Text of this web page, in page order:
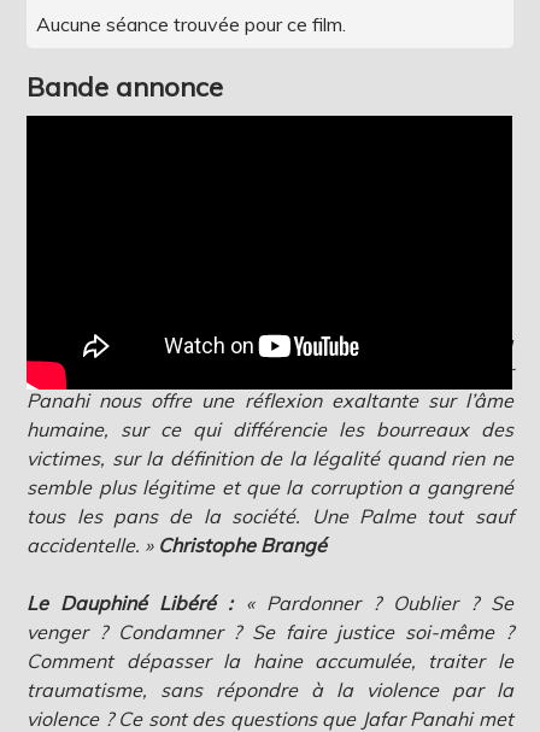
Aucune séance trouvée pour ce film.
Bande annonce
Abus de Ciné :« Avec une maîtrise parfaite de sa
mise en scène et de l’art du plan séquence, Jafar
Panahi nous offre une réflexion exaltante sur l’âme
humaine, sur ce qui différencie les bourreaux des
victimes, sur la définition de la légalité quand rien ne
semble plus légitime et que la corruption a gangrené
tous les pans de la société. Une Palme tout sauf
accidentelle. » Christophe Brangé
Le Dauphiné Libéré : « Pardonner ? Oublier ? Se
venger ? Condamner ? Se faire justice soi-même ?
Comment dépasser la haine accumulée, traiter le
traumatisme, sans répondre à la violence par la
violence ? Ce sont des questions que Jafar Panahi met